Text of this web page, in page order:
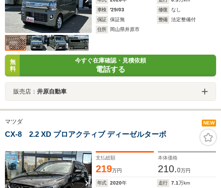
車検
'29/03 修復
なし
保証
保証無 整備
法定整備付
住所
岡山県井原市
無
料
今すぐ在庫確認・見積依頼
電話する
販売店： 井原自動車
マツダ NEW
CX-8 2.2 XD プロアクティブ ディーゼルターボ
支払総額
219万円
本体価格
210.0万円
年式 2020年 走行 7.1万km